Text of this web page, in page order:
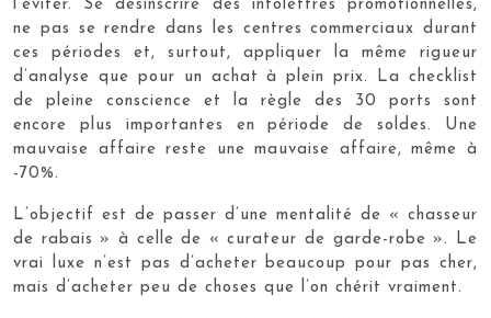
l’éviter. Se désinscrire des infolettres promotionnelles,
ne pas se rendre dans les centres commerciaux durant
ces périodes et, surtout, appliquer la même rigueur
d’analyse que pour un achat à plein prix. La checklist
de pleine conscience et la règle des 30 ports sont
encore plus importantes en période de soldes. Une
mauvaise affaire reste une mauvaise affaire, même à
-70%.
L’objectif est de passer d’une mentalité de « chasseur
de rabais » à celle de « curateur de garde-robe ». Le
vrai luxe n’est pas d’acheter beaucoup pour pas cher,
mais d’acheter peu de choses que l’on chérit vraiment.